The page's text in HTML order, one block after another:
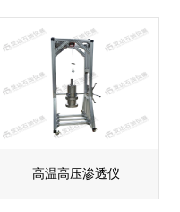
高温高压渗透仪